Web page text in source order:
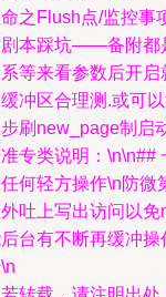
之Flush点/监控事
本踩坑——备附都
等来看参数后开
冲区合理测.或可
刷new_page制启
专类说明：\n\n##
何轻方操作\n防微
吐上写出访问以
台有不断再缓冲